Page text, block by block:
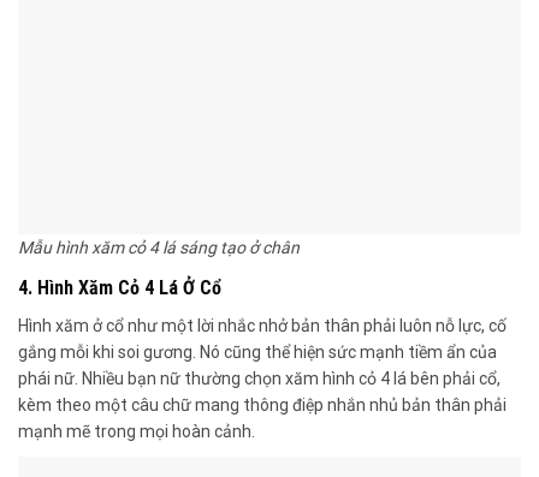
Mẫu hình xăm cỏ 4 lá sáng tạo ở chân
4. Hình Xăm Cỏ 4 Lá Ở Cổ
Hình xăm ở cổ như một lời nhắc nhở bản thân phải luôn nỗ lực, cố
gắng mỗi khi soi gương. Nó cũng thể hiện sức mạnh tiềm ẩn của
phái nữ. Nhiều bạn nữ thường chọn xăm hình cỏ 4 lá bên phải cổ,
kèm theo một câu chữ mang thông điệp nhắn nhủ bản thân phải
mạnh mẽ trong mọi hoàn cảnh.